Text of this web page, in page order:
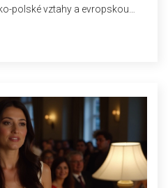
polské vztahy a evropskou
Právo a spravedlnost. Tato